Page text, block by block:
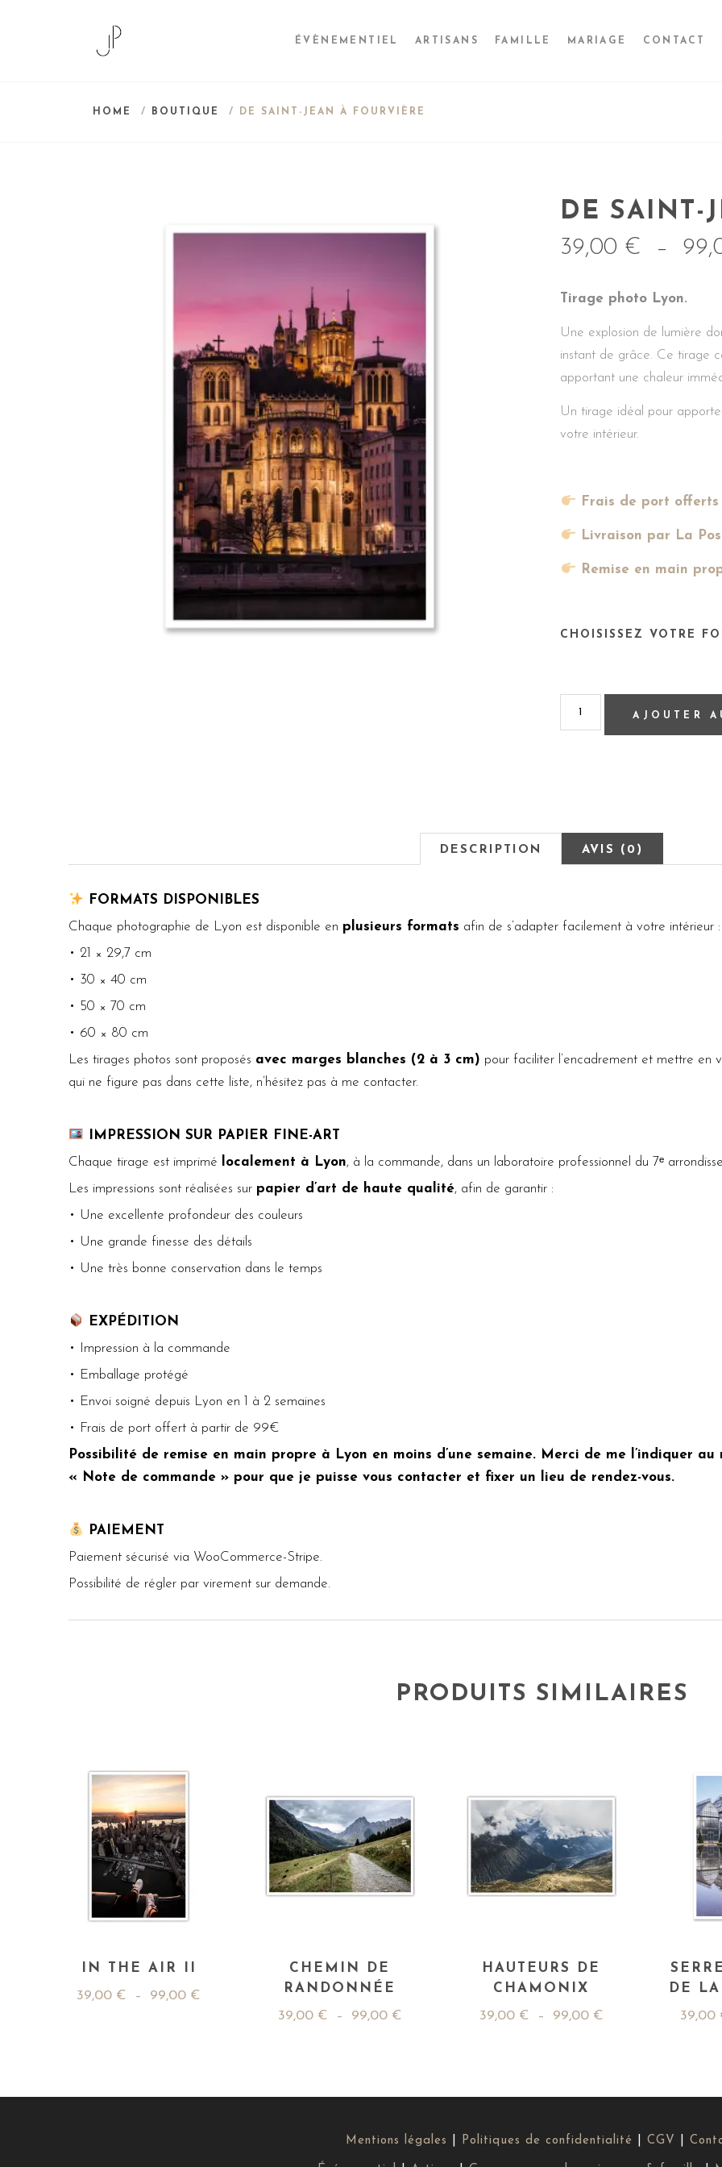
ÉVÈNEMENTIEL ARTISANS FAMILLE MARIAGE CONTACT
HOME / BOUTIQUE / DE SAINT-JEAN À FOURVIÈRE
DE SAINT-
39,00 € –
Tirage photo Lyon.
Une explosion de lumière
instant de grâce. Ce tirage
apportant une chaleur
Un tirage idéal pour
votre intérieur.
Frais de port
Livraison par La
Remise en main
CHOISISSEZ VOTRE
AJOUTER
DESCRIPTION AVIS (0)
FORMATS DISPONIBLES
Chaque photographie de Lyon est disponible en plusieurs formats afin de s’adapter facilement à votre intérieur :
• 21 × 29,7 cm
• 30 × 40 cm
• 50 × 70 cm
• 60 × 80 cm
Les tirages photos sont proposés avec marges blanches (2 à 3 cm) pour faciliter l’encadrement et mettre en
qui ne figure pas dans cette liste, n’hésitez pas à me contacter.
IMPRESSION SUR PAPIER FINE-ART
Chaque tirage est imprimé
localement à Lyon, à la commande, dans un laboratoire professionnel du 7ᵉ
Les impressions sont réalisées sur papier d’art de haute qualité, afin de garantir :
• Une excellente profondeur des couleurs
• Une grande finesse des détails
• Une très bonne conservation dans le temps
EXPÉDITION
• Impression à la commande
• Emballage protégé
• Envoi soigné depuis Lyon en 1 à 2 semaines
• Frais de port offert à partir de 99€
Possibilité de remise en main propre à Lyon en moins d’une semaine. Merci de me l’indiquer
« Note de commande » pour que je puisse vous contacter et fixer un lieu de rendez-vous.
PAIEMENT
Paiement sécurisé via WooCommerce-Stripe.
Possibilité de régler par virement sur demande.
PRODUITS SIMILAIRES
IN THE AIR II
39,00 € – 99,00 €
CHEMIN DE
RANDONNÉE
39,00 € – 99,00 €
HAUTEURS DE
CHAMONIX
39,00 € – 99,00 €
DE LA
39,00
Mentions légales Politiques de confidentialité CGV